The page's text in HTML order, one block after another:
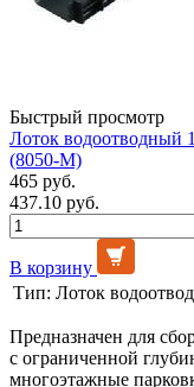
Быстрый просмотр
Лоток водоотводный
(8050-М)
465 руб.
437.10 руб.
В корзину
Тип: Лоток
Предназначен для
с ограниченной
многоэтажные